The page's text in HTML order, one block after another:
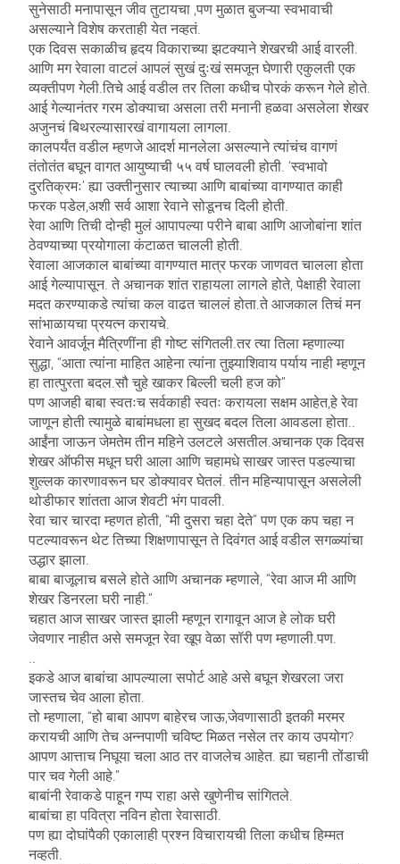
सुनेसाठी मनापासून जीव तुटायचा ,पण मुळात बुजऱ्या स्वभावाची
असल्याने विशेष करताही येत नव्हतं.
एक दिवस सकाळीच हृदय विकाराच्या झटक्याने शेखरची आई वारली.
आणि मग रेवाला वाटलं आपलं सुखं दुःखं समजून घेणारी एकुलती एक
व्यक्तीपण गेली.तिचे आई वडील तर तिला कधीच पोरकं करून गेले होते.
आई गेल्यानंतर गरम डोक्याचा असला तरी मनानी हळवा असलेला शेखर
अजुनचं बिथरल्यासारखं वागायला लागला.
कालपर्यंत वडील म्हणजे आदर्श मानलेला असल्याने त्यांचंच वागणं
तंतोतंत बघून वागत आयुष्याची ५५ वर्ष घालवली होती. ‘स्वभावो
दुरतिक्रमः’ ह्या उक्तीनुसार त्याच्या आणि बाबांच्या वागण्यात काही
फरक पडेल,अशी सर्व आशा रेवाने सोडूनच दिली होती.
रेवा आणि तिची दोन्ही मुलं आपापल्या परीने बाबा आणि आजोबांना शांत
ठेवण्याच्या प्रयोगाला कंटाळत चालली होती.
रेवाला आजकाल बाबांच्या वागण्यात मात्र फरक जाणवत चालला होता
आई गेल्यापासून. ते अचानक शांत राहायला लागले होते, पेक्षाही रेवाला
मदत करण्याकडे त्यांचा कल वाढत चाललं होता.ते आजकाल तिचं मन
सांभाळायचा प्रयत्न करायचे.
रेवाने आवर्जून मैत्रिणींना ही गोष्ट संगितली.तर त्या तिला म्हणाल्या
सुद्धा, “आता त्यांना माहित आहेना त्यांना तुझ्याशिवाय पर्याय नाही म्हणून
हा तात्पुरता बदल.सौ चुहे खाकर बिल्ली चली हज को”
पण आजही बाबा स्वतःच सर्वकाही स्वतः करायला सक्षम आहेत,हे रेवा
जाणून होती त्यामुळे बाबांमधला हा सुखद बदल तिला आवडला होता..
आईंना जाऊन जेमतेम तीन महिने उलटले असतील.अचानक एक दिवस
शेखर ऑफीस मधून घरी आला आणि चहामधे साखर जास्त पडल्याचा
शुल्लक कारणावरून घर डोक्यावर घेतलं. तीन महिन्यापासून असलेली
थोडीफार शांतता आज शेवटी भंग पावली.
रेवा चार चारदा म्हणत होती, “मी दुसरा चहा देते” पण एक कप चहा न
पटल्यावरून थेट तिच्या शिक्षणापासून ते दिवंगत आई वडील सगळ्यांचा
उद्धार झाला.
बाबा बाजूलाच बसले होते आणि अचानक म्हणाले, “रेवा आज मी आणि
शेखर डिनरला घरी नाही.”
चहात आज साखर जास्त झाली म्हणून रागावून आज हे लोक घरी
जेवणार नाहीत असे समजून रेवा खूप वेळा सॉरी पण म्हणाली.पण.
..
इकडे आज बाबांचा आपल्याला सपोर्ट आहे असे बघून शेखरला जरा
जास्तच चेव आला होता.
तो म्हणाला, “हो बाबा आपण बाहेरच जाऊ,जेवणासाठी इतकी मरमर
करायची आणि तेच अन्नपाणी चविष्ट मिळत नसेल तर काय उपयोग?
आपण आत्ताच निघूया चला आठ तर वाजलेच आहेत. ह्या चहानी तोंडाची
पार चव गेली आहे.”
बाबांनी रेवाकडे पाहून गप्प राहा असे खुणेनीच सांगितले.
बाबांचा हा पवित्रा नविन होता रेवासाठी.
पण ह्या दोघांपैकी एकालाही प्रश्न विचारायची तिला कधीच हिम्मत
नव्हती.